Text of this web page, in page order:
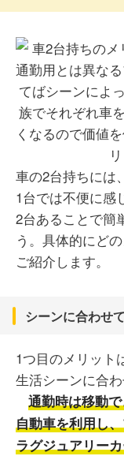
車の2台持ちには
1台では不便に感
2台あることで簡
う。具体的にど
ご紹介します。
シーンに合わせ
1つ目のメリット
生活シーンに合
通勤時は移動
自動車を利用し
ラグジュアリー